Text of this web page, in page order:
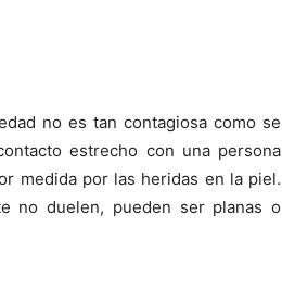
no es tan contagiosa como se
estrecho con una persona
medida por las heridas en la piel.
no duelen, pueden ser planas o